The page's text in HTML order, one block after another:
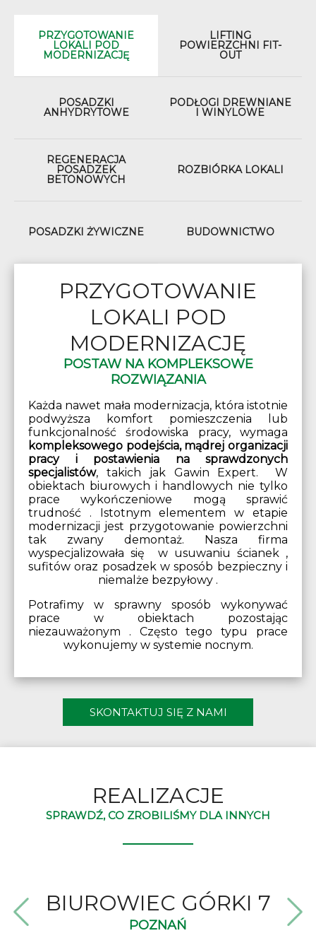
PRZYGOTOWANIE
LOKALI POD
MODERNIZACJĘ
LIFTING
POWIERZCHNI FIT-
OUT
POSADZKI
ANHYDRYTOWE
PODŁOGI DREWNIANE
I WINYLOWE
REGENERACJA
POSADZEK
BETONOWYCH
ROZBIÓRKA LOKALI
POSADZKI ŻYWICZNE BUDOWNICTWO
PRZYGOTOWANIE
LOKALI POD
MODERNIZACJĘ
POSTAW NA KOMPLEKSOWE
ROZWIĄZANIA
Każda nawet mała modernizacja, która istotnie
podwyższa komfort pomieszczenia lub
funkcjonalność środowiska pracy, wymaga
kompleksowego podejścia, mądrej organizacji
pracy i postawienia na sprawdzonych
specjalistów, takich jak Gawin Expert. W
obiektach biurowych i handlowych nie tylko
prace wykończeniowe mogą sprawić
trudność . Istotnym elementem w etapie
modernizacji jest przygotowanie powierzchni
tak zwany demontaż. Nasza firma
wyspecjalizowała się w usuwaniu ścianek ,
sufitów oraz posadzek w sposób bezpieczny i
niemalże bezpyłowy .
Potrafimy w sprawny sposób wykonywać
prace w obiektach pozostając
niezauważonym . Często tego typu prace
wykonujemy w systemie nocnym.
SKONTAKTUJ SIĘ Z NAMI
REALIZACJE
SPRAWDŹ, CO ZROBILIŚMY DLA INNYCH
WEST FORUM
WROCŁAW
BIUROWIEC GÓRKI 7
POZNAŃ
WILLA
TRÓJMIASTO
BIUROWIEC STRATOS
WARSZAWA
GALERIA HANDLOWA
MADISON
MARKET CARREFOUR
CHOJNICE
HALA REMTOR
SĘPÓLNO KRAJEŃSKIE
INWESTYCJA
DEWELOPERSKA